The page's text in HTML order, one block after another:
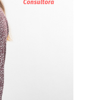
Consultora